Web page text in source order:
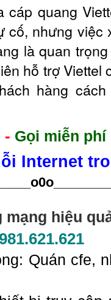
cáp quang
cố, nhưng việc
là quan
hỗ trợViettel
hàng
- Gọi miễn phí
Internet
mạng hiệu
Quán cfe,